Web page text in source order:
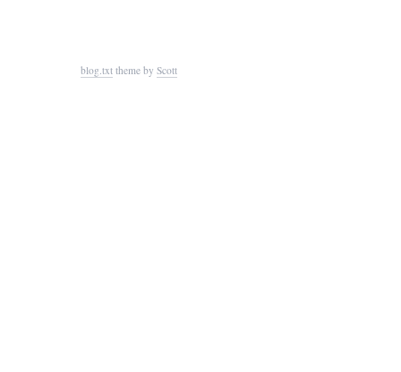
blog.txttheme by Scott